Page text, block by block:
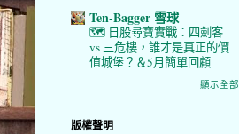
Ten-Bagger 雪球
🗺️ 日股尋寶實戰：四劍客
vs 三危樓，誰才是真正的價
值城堡？＆5月簡單回顧
顯示全部
版權聲明